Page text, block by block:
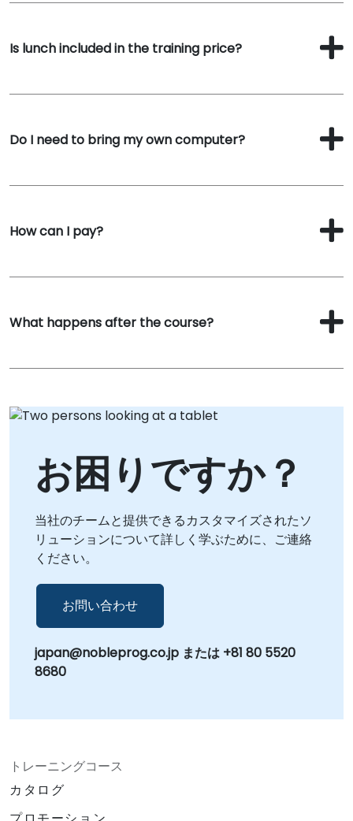
Is lunch included in the training price?
Do I need to bring my own computer?
How can I pay?
What happens after the course?
お困りですか？
当社のチームと提供できるカスタマイズされたソ
リューションについて詳しく学ぶために、ご連絡
ください。
お問い合わせ
japan@nobleprog.co.jp または +81 80 5520
8680
トレーニングコース
カタログ